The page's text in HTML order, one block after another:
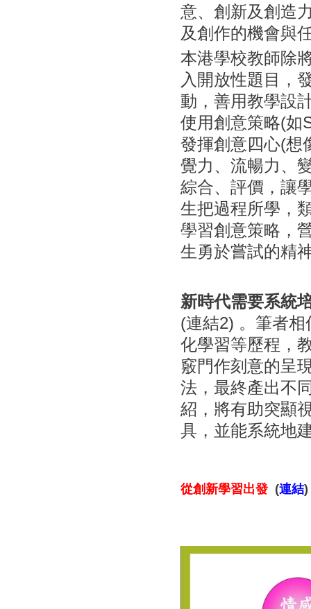
意、創新及創造
及創作的機會與
本港學校教師除
入開放性題目，
動，善用教學設
使用創意策略(如
發揮創意四心(想
覺力、流暢力、
綜合、評價，讓
生把過程所學，
學習創意策略，
生勇於嘗試的精
新時代需要系統
(連結2) 。筆者相
化學習等歷程，
竅門作刻意的呈
法，最終產出不
紹，將有助突顯
具，並能系統地
從創新學習出發 (連結)